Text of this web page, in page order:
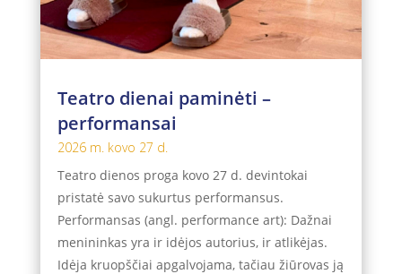
Teatro dienai paminėti –
performansai
2026 m. kovo 27 d.
Teatro dienos proga kovo 27 d. devintokai
pristatė savo sukurtus performansus.
Performansas (angl. performance art): Dažnai
menininkas yra ir idėjos autorius, ir atlikėjas.
Idėja kruopščiai apgalvojama, tačiau žiūrovas ją